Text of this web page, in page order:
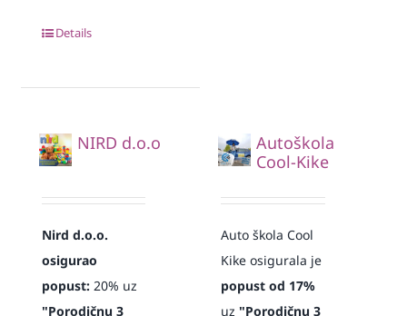
Details
NIRD d.o.o
Nird d.o.o.
osigurao
popust:20% uz
"Porodičnu 3
Autoškola
Cool-Kike
Auto škola Cool
Kike osigurala je
popust od 17%
uz"Porodičnu 3